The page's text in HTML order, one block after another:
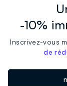
-10%
Inscrivez-vous
de